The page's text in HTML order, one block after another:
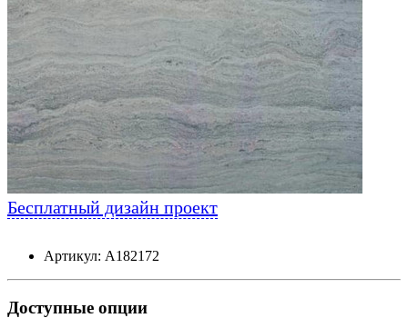
Бесплатный дизайн проект
Артикул: А182172
Доступные опции